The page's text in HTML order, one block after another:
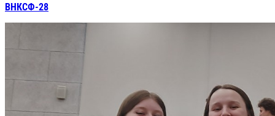
ВНКСФ-28